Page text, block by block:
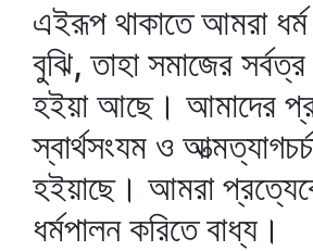
এইরূপ থাকাতে আমরা ধর্ম
বুঝি, তাহা সমাজের সর্বত্র
হইয়া আছে। আমাদের
স্বার্থসংযম ও
হইয়াছে। আমরা
ধর্মপালন করিতে বাধ্য।